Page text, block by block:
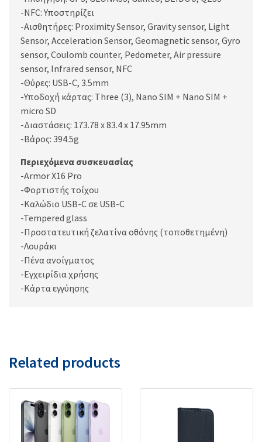
-NFC: Υποστηρίζει
-Αισθητήρες: Proximity Sensor, Gravity sensor, Light
Sensor, Acceleration Sensor, Geomagnetic sensor, Gyro
sensor, Coulomb counter, Pedometer, Air pressure
sensor, Infrared sensor, NFC
-Θύρες: USB-C, 3.5mm
-Υποδοχή κάρτας: Three (3), Nano SIM + Nano SIM +
micro SD
-Διαστάσεις: 173.78 x 83.4 x 17.95mm
-Βάρος: 394.5g
Περιεχόμενα συσκευασίας
-Armor X16 Pro
-Φορτιστής τοίχου
-Καλώδιο USB-C σε USB-C
-Tempered glass
-Προστατευτική ζελατίνα οθόνης (τοποθετημένη)
-Λουράκι
-Πένα ανοίγματος
-Εγχειρίδια χρήσης
-Κάρτα εγγύησης
Related products